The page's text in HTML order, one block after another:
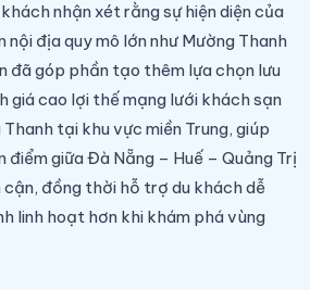
nhận xét rằng sự hiện diện của
nội địa quy mô lớn như Mường Thanh
đã góp phần tạo thêm lựa chọn lưu
giá cao lợi thế mạng lưới khách sạn
tại khu vực miền Trung, giúp
giữa Đà Nẵng – Huế – Quảng Trị
đồng thời hỗ trợ du khách dễ
linh hoạt hơn khi khám phá vùng